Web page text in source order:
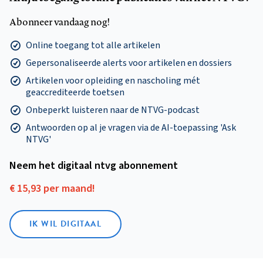
Abonneer vandaag nog!
Online toegang tot alle artikelen
Gepersonaliseerde alerts voor artikelen en dossiers
Artikelen voor opleiding en nascholing mét
geaccrediteerde toetsen
Onbeperkt luisteren naar de NTVG-podcast
Antwoorden op al je vragen via de AI-toepassing 'Ask
NTVG'
Neem het digitaal ntvg abonnement
€ 15,93 per maand!
IK WIL DIGITAAL